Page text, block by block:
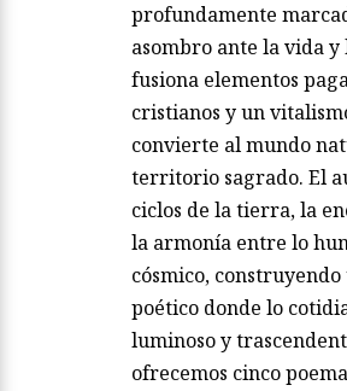
profundamente
asombro ante la vida
fusiona elementos
cristianos y un
convierte al mundo
territorio sagrado. El
ciclos de la tierra, la
la armonía entre lo
cósmico,
poético donde lo
luminoso y
ofrecemos cinco